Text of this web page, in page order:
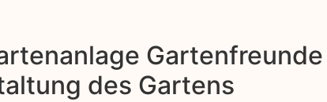
des Gartens